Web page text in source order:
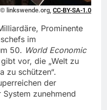
© linkswende.org, CC-BY-SA-1.0
Prominente
im
50. World Economic
vor, die „Welt zu
zu schützen“.
der
zunehmend